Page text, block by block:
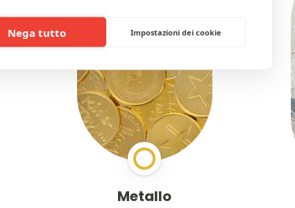
Nega tutto Impostazioni dei cookie
Metallo